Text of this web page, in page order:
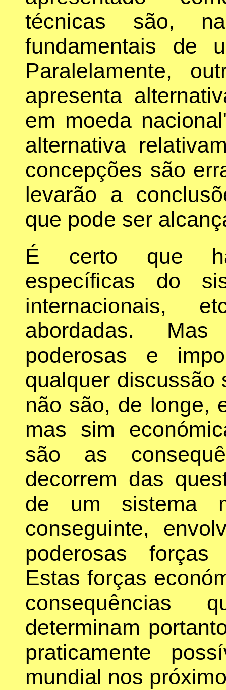
técnicas são,
fundamentais de
Paralelamente,
apresenta
em moeda
alternativa
concepções são
levarão a
que pode ser
É certo que
específicas do
internacionais,
abordadas.
poderosas e
qualquer discussão
não são, de longe,
mas sim
são as
decorrem das
de um sistema
conseguinte,
poderosas forças
Estas forças
consequências
determinam
praticamente
mundial nos